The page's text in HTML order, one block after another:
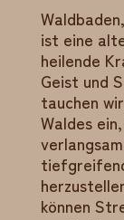
ist eine
heilende
Geist und
tauchen
Waldes
können